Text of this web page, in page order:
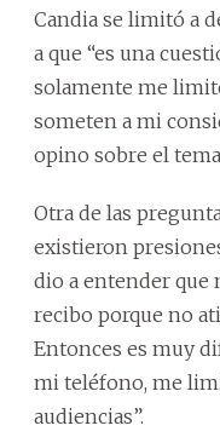
Candia se limitó a
a que “es una
solamente me
someten a mi
opino sobre el
Otra de las
existieron
dio a entender que
recibo porque no
Entonces es muy
mi teléfono, me
audiencias”.